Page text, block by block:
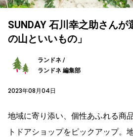
SUNDAY 石川幸之助さん
の山といいもの」
ランドネ /
ランドネ 編集部
2023年08月04日
地域に寄り添い、個性あふれる商
トドアショップをピックアップ。